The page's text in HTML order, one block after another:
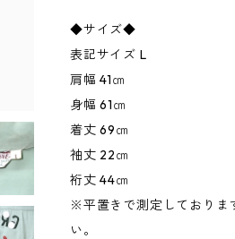
◆サイズ◆
表記サイズ L
肩幅 41㎝
身幅 61㎝
着丈 69㎝
袖丈 22㎝
裄丈 44㎝
※平置きで測定しておりま
い。